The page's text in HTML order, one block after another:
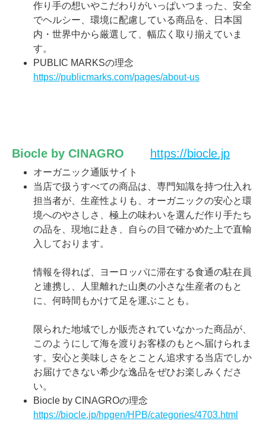
作り手の想いやこだわりがいっぱいつまった、安全
でヘルシー、環境に配慮している商品を、日本国
内・世界中から厳選して、幅広く取り揃えていま
す。
PUBLIC MARKSの理念
https://publicmarks.com/pages/about-us
Biocle by CINAGRO https://biocle.jp
オーガニック通販サイト
当店で扱うすべての商品は、専門知識を持つ仕入れ
担当者が、生産性よりも、オーガニックの安心と環
境へのやさしさ、極上の味わいを選んだ作り手たち
の品を、現地に赴き、自らの目で確かめた上で直輸
入しております。
情報を得れば、ヨーロッパに滞在する食通の駐在員
と連携し、人里離れた山奥の小さな生産者のもと
に、何時間もかけて足を運ぶことも。
限られた地域でしか販売されていなかった商品が、
このようにして海を渡りお客様のもとへ届けられま
す。安心と美味しさをとことん追求する当店でしか
お届けできない希少な逸品をぜひお楽しみくださ
い。
Biocle by CINAGROの理念
https://biocle.jp/hpgen/HPB/categories/4703.html